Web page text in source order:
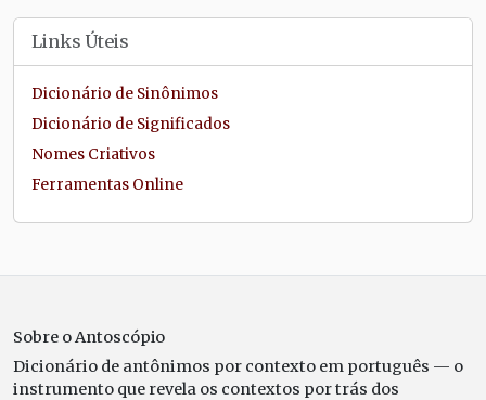
Links Úteis
Dicionário de Sinônimos
Dicionário de Significados
Nomes Criativos
Ferramentas Online
Sobre o Antoscópio
Dicionário de antônimos por contexto em português — o
instrumento que revela os contextos por trás dos